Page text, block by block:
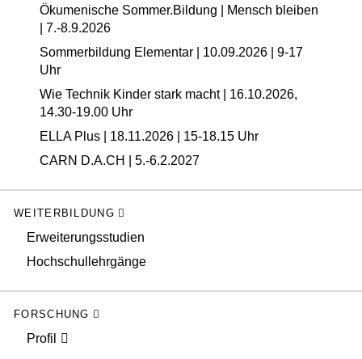
Ökumenische Sommer.Bildung | Mensch bleiben
| 7.-8.9.2026
Sommerbildung Elementar | 10.09.2026 | 9-17
Uhr
Wie Technik Kinder stark macht | 16.10.2026,
14.30-19.00 Uhr
ELLA Plus | 18.11.2026 | 15-18.15 Uhr
CARN D.A.CH | 5.-6.2.2027
WEITERBILDUNG
Erweiterungsstudien
Hochschullehrgänge
FORSCHUNG
Profil